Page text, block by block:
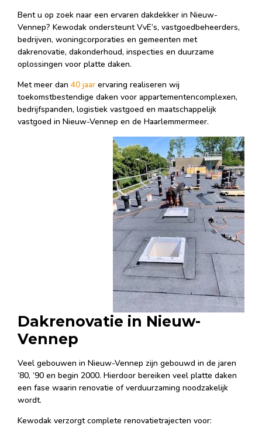
Bent u op zoek naar een ervaren dakdekker in Nieuw-
Vennep? Kewodak ondersteunt VvE’s, vastgoedbeheerders,
bedrijven, woningcorporaties en gemeenten met
dakrenovatie, dakonderhoud, inspecties en duurzame
oplossingen voor platte daken.
Met meer dan 40 jaar ervaring realiseren wij
toekomstbestendige daken voor appartementencomplexen,
bedrijfspanden, logistiek vastgoed en maatschappelijk
vastgoed in Nieuw-Vennep en de Haarlemmermeer.
Dakrenovatie in Nieuw-
Vennep
Veel gebouwen in Nieuw-Vennep zijn gebouwd in de jaren
’80, ’90 en begin 2000. Hierdoor bereiken veel platte daken
een fase waarin renovatie of verduurzaming noodzakelijk
wordt.
Kewodak verzorgt complete renovatietrajecten voor: